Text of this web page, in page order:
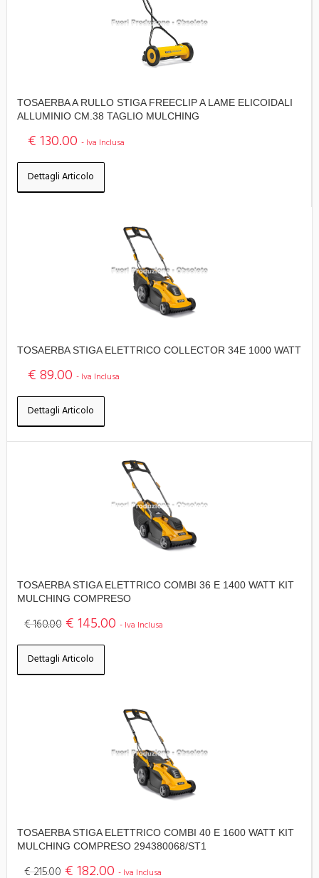
TOSAERBA A RULLO STIGA FREECLIP A LAME ELICOIDALI
ALLUMINIO CM.38 TAGLIO MULCHING
€ 130.00 - Iva Inclusa
Dettagli Articolo
TOSAERBA STIGA ELETTRICO COLLECTOR 34E 1000 WATT
€ 89.00 - Iva Inclusa
Dettagli Articolo
TOSAERBA STIGA ELETTRICO COMBI 36 E 1400 WATT KIT
MULCHING COMPRESO
€ 160.00 € 145.00 - Iva Inclusa
Dettagli Articolo
TOSAERBA STIGA ELETTRICO COMBI 40 E 1600 WATT KIT
MULCHING COMPRESO 294380068/ST1
€ 215.00 € 182.00 - Iva Inclusa